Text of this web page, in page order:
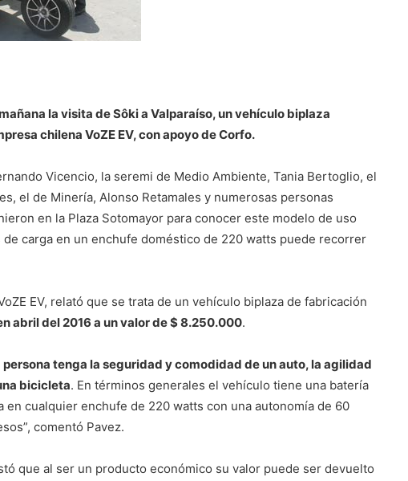
la visita de Sôki a Valparaíso, un vehículo biplaza
chilena VoZE EV, con apoyo de Corfo.
Vicencio, la seremi de Medio Ambiente, Tania Bertoglio, el
el de Minería, Alonso Retamales y numerosas personas
en la Plaza Sotomayor para conocer este modelo de uso
carga en un enchufe doméstico de 220 watts puede recorrer
EV, relató que se trata de un vehículo biplaza de fabricación
abril del 2016 a un valor de $ 8.250.000.
persona tenga la seguridad y comodidad de un auto, la agilidad
bicicleta. En términos generales el vehículo tiene una batería
en cualquier enchufe de 220 watts con una autonomía de 60
comentó Pavez.
que al ser un producto económico su valor puede ser devuelto